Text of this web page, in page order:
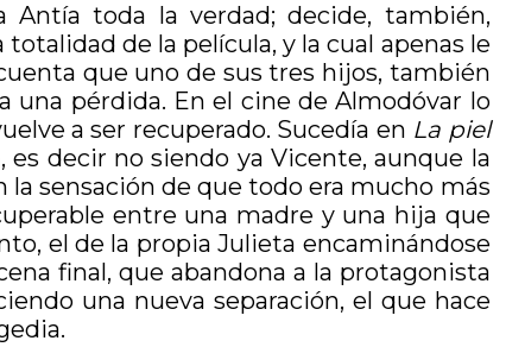
toda la verdad; decide, también,
de la película, y la cual apenas le
que uno de sus tres hijos, también
una pérdida. En el cine de Almodóvar lo
a ser recuperado. Sucedía en La piel
decir no siendo ya Vicente, aunque la
sensación de que todo era mucho más
entre una madre y una hija que
el de la propia Julieta encaminándose
final, que abandona a la protagonista
una nueva separación, el que hace